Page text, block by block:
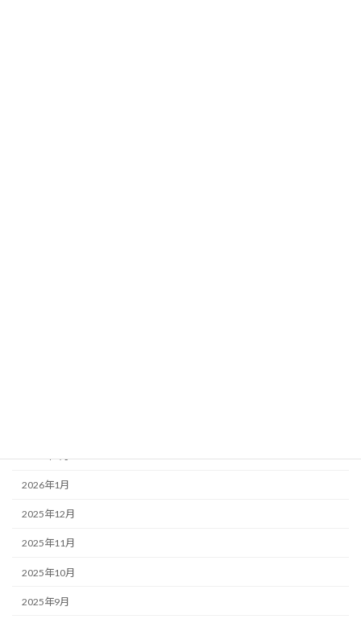
2026年2月
2026年1月
2025年12月
2025年11月
2025年10月
2025年9月